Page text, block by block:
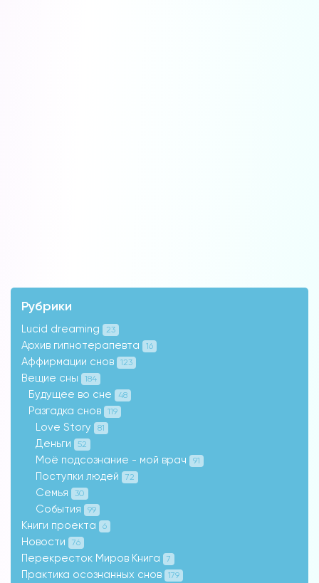
Рубрики
Lucid dreaming 23
Архив гипнотерапевта 16
Аффирмации снов 123
Вещие сны 184
Будущее во сне 48
Разгадка снов 119
Love Story 81
Деньги 52
Моё подсознание - мой врач 91
Поступки людей 72
Семья 30
События 99
Книги проекта 6
Новости 76
Перекресток Миров Книга 7
Практика осознанных снов 179